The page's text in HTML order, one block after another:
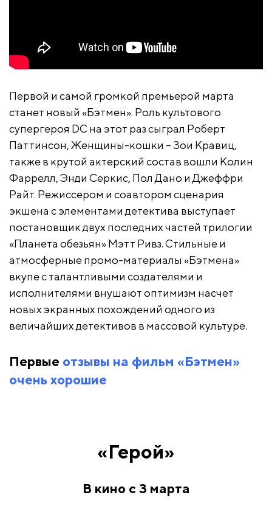
Первой и самой громкой премьерой марта
станет новый «Бэтмен». Роль культового
супергероя DC на этот раз сыграл Роберт
Паттинсон, Женщины-кошки – Зои Кравиц,
также в крутой актерский состав вошли Колин
Фаррелл, Энди Серкис, Пол Дано и Джеффри
Райт. Режиссером и соавтором сценария
экшена с элементами детектива выступает
постановщик двух последних частей трилогии
«Планета обезьян» Мэтт Ривз. Стильные и
атмосферные промо-материалы «Бэтмена»
вкупе с талантливыми создателями и
исполнителями внушают оптимизм насчет
новых экранных похождений одного из
величайших детективов в массовой культуре.
Первые отзывы на фильм «Бэтмен»
очень хорошие
«Герой»
В кино с 3 марта